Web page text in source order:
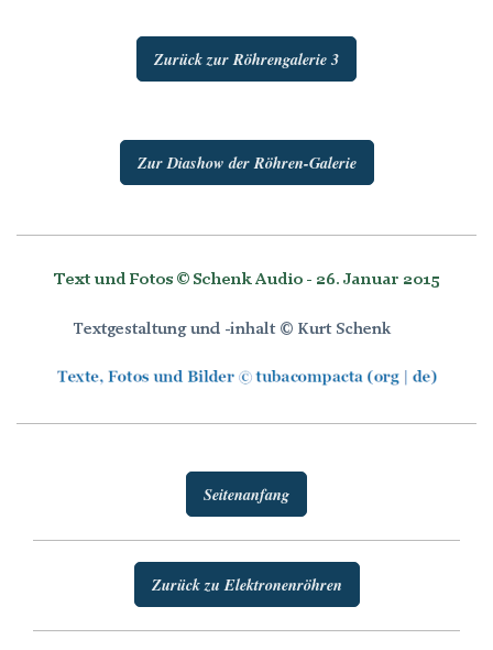
Zurück zur Röhrengalerie 3
Zur Diashow der Röhren-Galerie
Seitenanfang
Zurück zu Elektronenröhren